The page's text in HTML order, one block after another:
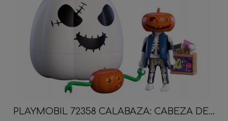
PLAYMOBIL 72358 CALABAZA: CABEZA DE...